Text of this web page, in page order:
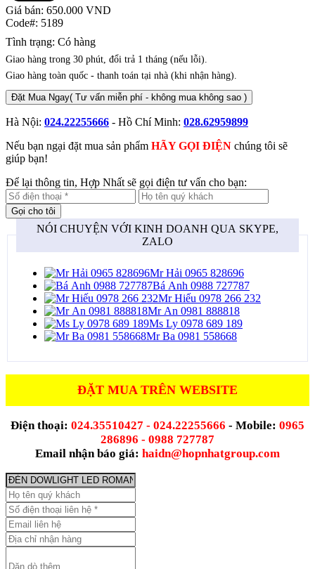
Giá bán: 650.000 VND
Code#: 5189
Tình trạng: Có hàng
Giao hàng trong 30 phút, đổi trả 1 tháng (nếu lỗi).
Giao hàng toàn quốc - thanh toán tại nhà (khi nhận hàng).
Đặt Mua Ngay( Tư vấn miễn phí - không mua không sao )
Hà Nội: 024.22255666 - Hồ Chí Minh: 028.62959899
Nếu bạn ngại đặt mua sản phẩm HÃY GỌI ĐIỆN chúng tôi sẽ
giúp bạn!
Để lại thông tin, Hợp Nhất sẽ gọi điện tư vấn cho bạn:
NÓI CHUYỆN VỚI KINH DOANH QUA SKYPE,
ZALO
Mr Hải 0965 828696
Bá Anh 0988 727787
Mr Hiếu 0978 266 232
Mr An 0981 888818
Ms Ly 0978 689 189
Mr Ba 0981 558668
ĐẶT MUA TRÊN WEBSITE
Điện thoại: 024.35510427 - 024.22255666 - Mobile: 0965
286896 - 0988 727787
Email nhận báo giá: haidn@hopnhatgroup.com